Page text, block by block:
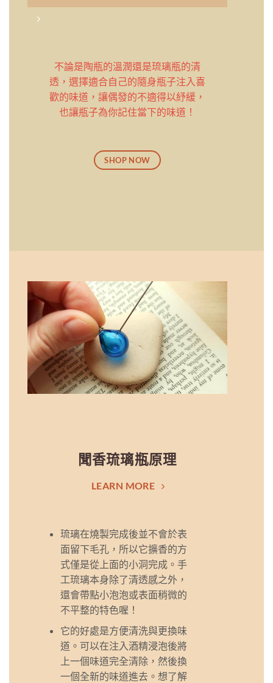
不論是陶瓶的溫潤還是琉璃瓶的清
透， 選擇適合自己的隨身瓶子注入喜
歡的味道， 讓偶發的不適得以紓緩，
也讓瓶子為你記住當下的味道！
SHOP NOW
聞香琉璃瓶原理
LEARN MORE
琉璃在燒製完成後並不會於表
面留下毛孔，所以它擴香的方
式僅是從上面的小洞完成。手
工琉璃本身除了清透感之外，
還會帶點小泡泡或表面稍微的
不平整的特色喔！
它的好處是方便清洗與更換味
道。可以在注入酒精浸泡後將
上一個味道完全清除，然後換
一個全新的味道進去。想了解